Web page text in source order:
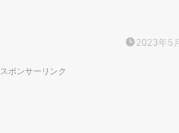
2023年5
スポンサーリンク